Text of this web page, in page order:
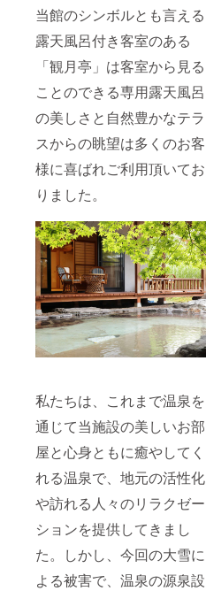
当館のシンボルとも言える
露天風呂付き客室のある
「観月亭」は客室から見る
ことのできる専用露天風呂
の美しさと自然豊かなテラ
スからの眺望は多くのお客
様に喜ばれご利用頂いてお
りました。
私たちは、これまで温泉を
通じて当施設の美しいお部
屋と心身ともに癒やしてく
れる温泉で、地元の活性化
や訪れる人々のリラクゼー
ションを提供してきまし
た。しかし、今回の大雪に
よる被害で、温泉の源泉設